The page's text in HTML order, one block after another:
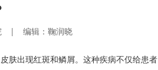
| 编辑：鞠润晓
肤出现红斑和鳞屑。这种疾病不仅给患者